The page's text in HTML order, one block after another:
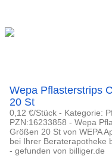
Wepa Pflasterstrips
20 St
0,12 €/Stück - Kategorie:
PZN:16233858 - Wepa
Größen 20 St von WEPA
bei Ihrer Beraterapotheke
- gefunden von billiger.de